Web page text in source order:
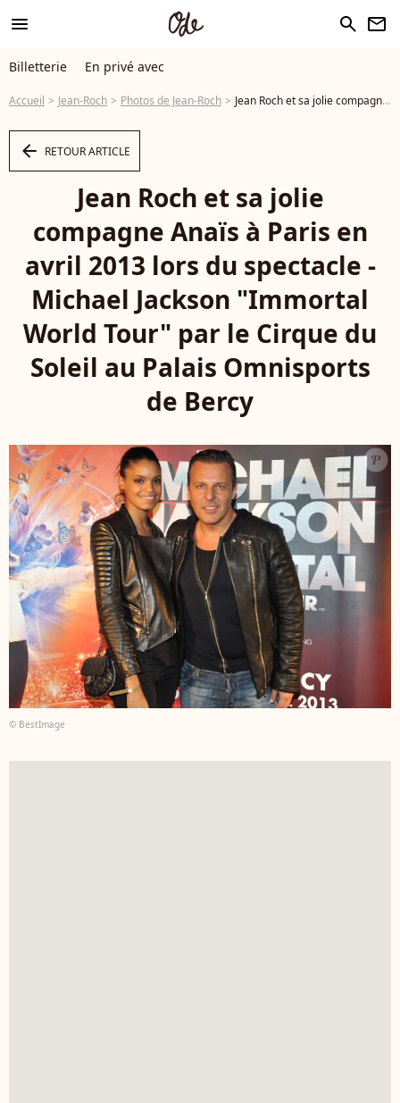
menu search newsletter
Billetterie En privé avec
Accueil Jean-Roch Photos de Jean-Roch Jean Roch et sa jolie compagne Anaïs à Paris en avril 2013 lors du spectacle - Michael Jackson "Immortal World Tour" par le Cirque du Soleil au Palais Omnisports de Bercy - Photo
arrow_left RETOUR ARTICLE
Jean Roch et sa jolie
compagne Anaïs à Paris en
avril 2013 lors du spectacle -
Michael Jackson "Immortal
World Tour" par le Cirque du
Soleil au Palais Omnisports
de Bercy
© BestImage